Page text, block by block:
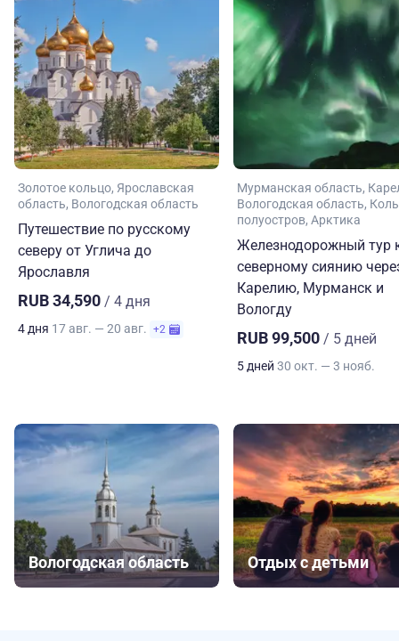
Золотое кольцо Ярославская
область Вологодская область
Путешествие по русскому
северу от Углича до
Ярославля
RUB 34,590 / 4 дня
4 дня 17 авг. — 20 авг. +2
Мурманская область
Вологодская область
полуостров Арктика
Железнодорожный тур
северному сиянию
Карелию, Мурманск и
Вологду
RUB 99,500 / 5 дней
5 дней 30 окт. — 3 нояб.
Вологодская область Отдых с детьми